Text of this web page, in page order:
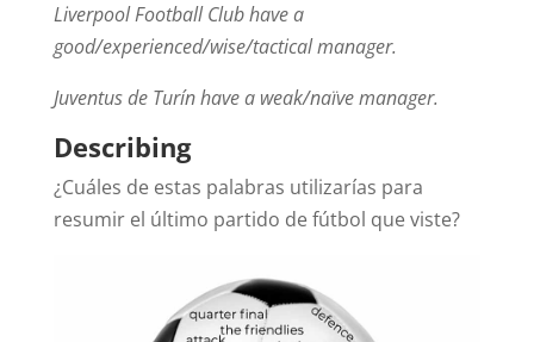
Liverpool Football Club have a
good/experienced/wise/tactical manager.
Juventus de Turín have a weak/naïve manager.
Describing
¿Cuáles de estas palabras utilizarías para
resumir el último partido de fútbol que viste?